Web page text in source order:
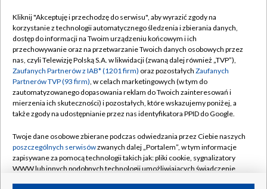
TVP
Abonament TVP
Emisja w TVP
Centrum informacji TVP
Naziemna Telewizja Cyfrowa
Rada Programowa
System NOS
Informacje o nadawcy
Regulamin TVP
Polityka prywatności
Moje zgody
Pomoc
Kontakt
Kanały
Kliknij "Akceptuję i przechodzę do serwisu", aby wyrazić zgody na
korzystanie z technologii automatycznego śledzenia i zbierania danych,
dostęp do informacji na Twoim urządzeniu końcowym i ich
przechowywanie oraz na przetwarzanie Twoich danych osobowych przez
nas, czyli Telewizję Polską S.A. w likwidacji (zwaną dalej również „TVP”),
Zaufanych Partnerów z IAB* (1201 firm) oraz pozostałych Zaufanych
Partnerów TVP (93 firm), w celach marketingowych (w tym do
zautomatyzowanego dopasowania reklam do Twoich zainteresowań i
mierzenia ich skuteczności) i pozostałych, które wskazujemy poniżej, a
także zgody na udostępnianie przez nas identyfikatora PPID do Google.
Twoje dane osobowe zbierane podczas odwiedzania przez Ciebie naszych
poszczególnych serwisówzwanych dalej „Portalem”, w tym informacje
zapisywane za pomocą technologii takich jak: pliki cookie, sygnalizatory
WWW lub innych podobnych technologii umożliwiających świadczenie